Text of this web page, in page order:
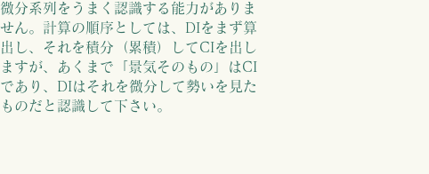
府 景気動向指数
微分系列をうまく認識する能力がありま
せん。計算の順序としては、DIをまず算
出し、それを積分（累積）してCIを出し
ますが、あくまで「景気そのもの」はCI
であり、DIはそれを微分して勢いを見た
ものだと認識して下さい。